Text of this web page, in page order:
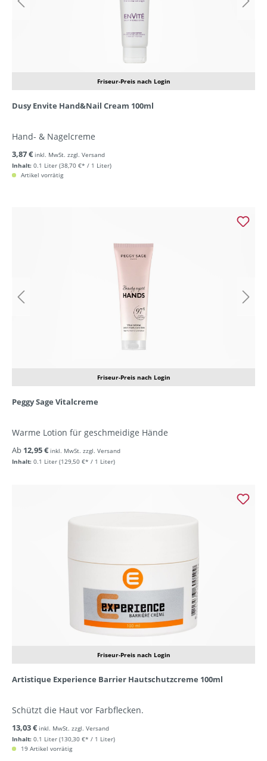
Friseur-Preis nach Login
Dusy Envite Hand&Nail Cream 100ml
Hand- & Nagelcreme
Inhalt: 0.1 Liter (38,70 €* / 1 Liter)
3,87 € inkl. MwSt. zzgl. Versand
Artikel vorrätig
Friseur-Preis nach Login
Peggy Sage Vitalcreme
Warme Lotion für geschmeidige Hände
Inhalt: 0.1 Liter (129,50 €* / 1 Liter)
Ab 12,95 € inkl. MwSt. zzgl. Versand
Friseur-Preis nach Login
Artistique Experience Barrier Hautschutzcreme 100ml
Schützt die Haut vor Farbflecken.
Inhalt: 0.1 Liter (130,30 €* / 1 Liter)
13,03 € inkl. MwSt. zzgl. Versand
19 Artikel vorrätig